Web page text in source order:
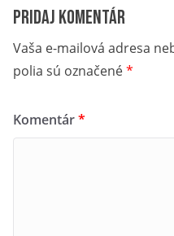
Pridaj komentár
Vaša e-mailová adresa
polia sú označené*
Komentár*